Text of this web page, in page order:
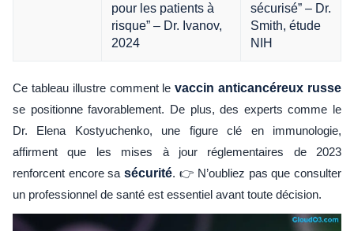
pour les patients à
risque” – Dr. Ivanov,
2024
sécurisé” – Dr.
Smith, étude
NIH
Ce tableau illustre comment levaccin anticancéreux russe
se positionne favorablement. De plus, des experts comme le
Dr. Elena Kostyuchenko, une figure clé en immunologie,
affirment que les mises à jour réglementaires de 2023
renforcent encore sa sécurité. 👉 N’oubliez pas que consulter
un professionnel de santé est essentiel avant toute décision.